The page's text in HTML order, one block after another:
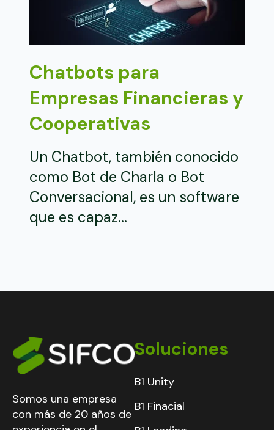
Chatbots para
Empresas Financieras y
Cooperativas
Un Chatbot, también conocido
como Bot de Charla o Bot
Conversacional, es un software
que es capaz...
Somos una empresa
con más de 20 años de
Soluciones
B1 Unity
B1 Finacial